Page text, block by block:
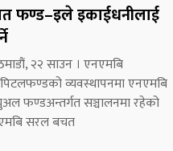
फण्ड–इले इकाईधनीलाई
२२ साउन । एनएमबि
व्यवस्थापनमा एनएमबि
फण्डअन्तर्गत सञ्चालनमा रहेको
सरल बचत